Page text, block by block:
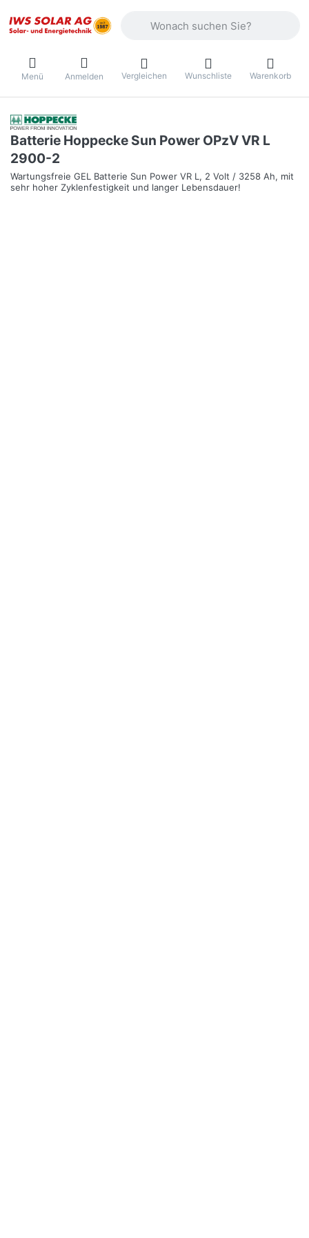
Menü Anmelden Vergleichen Wunschliste Warenkorb
Batterie Hoppecke Sun Power OPzV VR L
2900-2
Wartungsfreie GEL Batterie Sun Power VR L, 2 Volt / 3258 Ah, mit
sehr hoher Zyklenfestigkeit und langer Lebensdauer!